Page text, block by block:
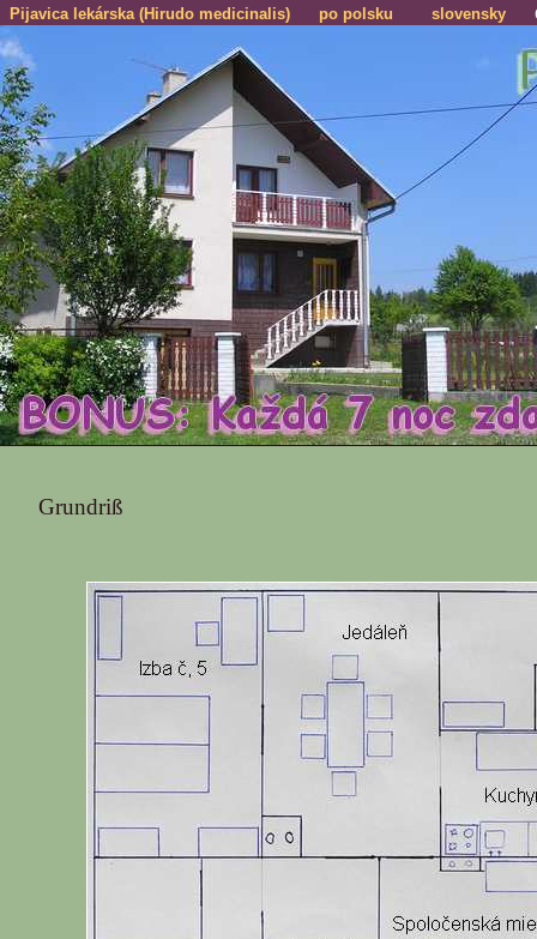
Pijavica lekárska (Hirudo medicinalis) po polsku slovensky
Grundriß